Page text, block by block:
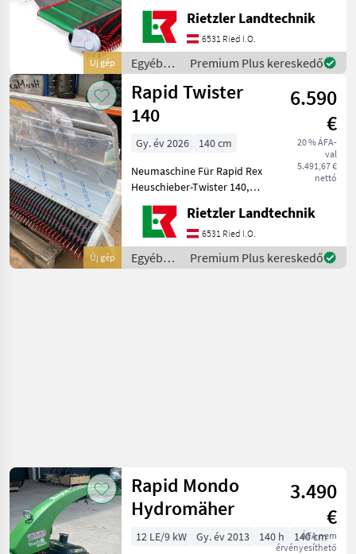
Új gép
Querförderung, Förderband
mit Rechts-, Linkslauf und
Nullstellung, flexible
PickUp-Kunststoffzinken,
Tiefenfüh
Rietzler Landtechnik
6531 Ried I.O.
Egyéb
mezőgazdasági
erőgépek
/ Rapid
Premium Plus kereskedő
Új gép
Rapid Twister
140
6.590
€
20 % ÁFA-
val
5.491,67 €
nettó
Gy. év 2026
140 cm
Neumaschine Für Rapid Rex
Heuschieber-Twister 140,
Rapid Leichtbauweise, tiefer
Schwerpunkt, Arbeitsbreite
140cm, Tiefenführung
durch Tasträder, flexible
Pick-up
Rietzler Landtechnik
6531 Ried I.O.
Egyéb
mezőgazdasági
Premium Plus kereskedő
Rapid Mondo
Hydromäher
3.490
€
ÁFA nem
érvényesíthető
12 LE/9 kW Gy. év 2013 140 h
140 cm